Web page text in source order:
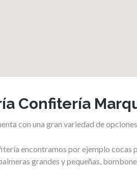
Confitería
con una gran variedad de
encontramos por ejemplo cocas
grandes y pequeñas,